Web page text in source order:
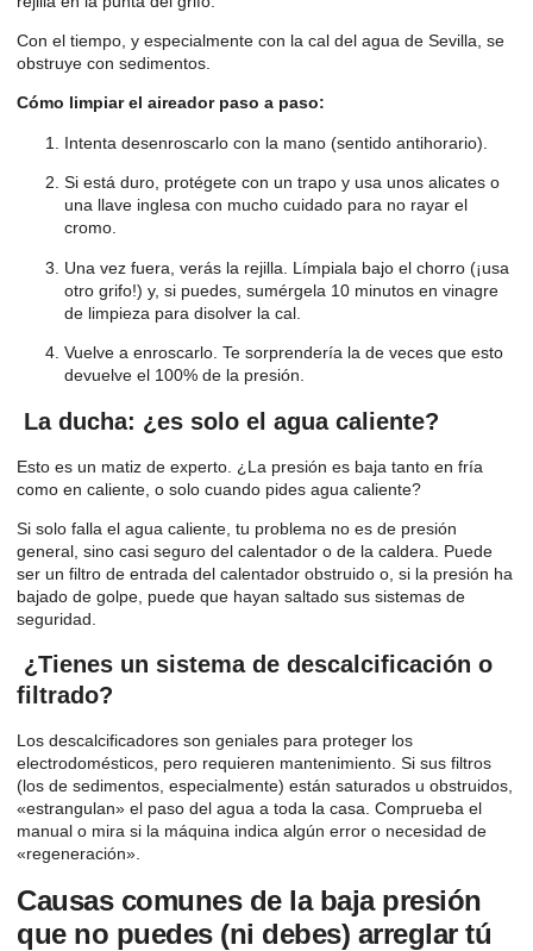
Con el tiempo, y especialmente con la cal del agua de Sevilla, se
obstruye con sedimentos.
Cómo limpiar el aireador paso a paso:
Intenta desenroscarlo con la mano (sentido antihorario).
Si está duro, protégete con un trapo y usa unos alicates o
una llave inglesa con mucho cuidado para no rayar el
cromo.
Una vez fuera, verás la rejilla. Límpiala bajo el chorro (¡usa
otro grifo!) y, si puedes, sumérgela 10 minutos en vinagre
de limpieza para disolver la cal.
Vuelve a enroscarlo. Te sorprendería la de veces que esto
devuelve el 100% de la presión.
La ducha: ¿es solo el agua caliente?
Esto es un matiz de experto. ¿La presión es baja tanto en fría
como en caliente, o solo cuando pides agua caliente?
Si solo falla el agua caliente, tu problema no es de presión
general, sino casi seguro del calentador o de la caldera. Puede
ser un filtro de entrada del calentador obstruido o, si la presión ha
bajado de golpe, puede que hayan saltado sus sistemas de
seguridad.
¿Tienes un sistema de descalcificación o
filtrado?
Los descalcificadores son geniales para proteger los
electrodomésticos, pero requieren mantenimiento. Si sus filtros
(los de sedimentos, especialmente) están saturados u obstruidos,
«estrangulan» el paso del agua a toda la casa. Comprueba el
manual o mira si la máquina indica algún error o necesidad de
«regeneración».
Causas comunes de la baja presión
que no puedes (ni debes) arreglar tú